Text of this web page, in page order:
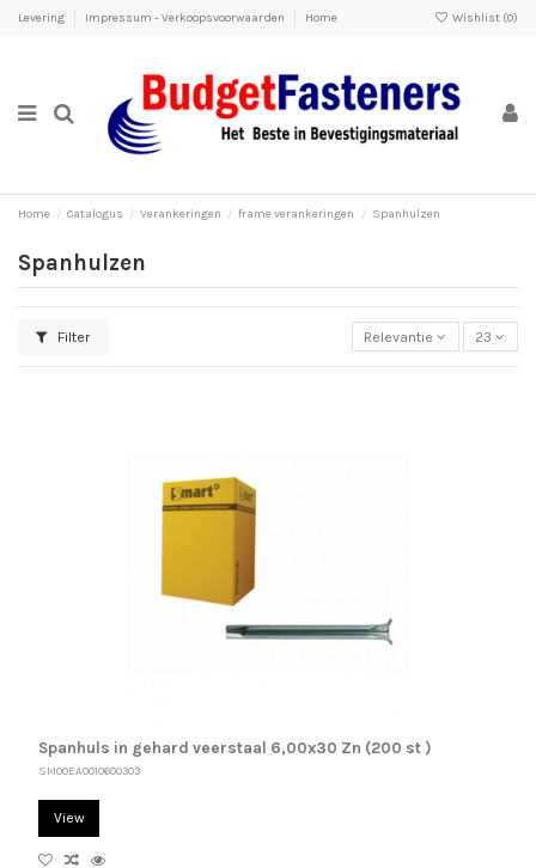
Levering Impressum - Verkoopsvoorwaarden Home Wishlist (0)
Home Catalogus Verankeringen frame verankeringen Spanhulzen
Spanhulzen
Filter Relevantie 23
Spanhuls in gehard veerstaal 6,00x30 Zn (200 st )
SM00EA0010600303
View